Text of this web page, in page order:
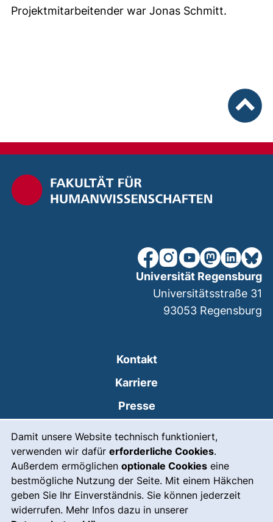
Damit unsere Website technisch funktioniert,
verwenden wir dafür erforderliche Cookies.
Außerdem ermöglichen optionale Cookies eine
bestmögliche Nutzung der Seite. Mit einem Häkchen
geben Sie Ihr Einverständnis. Sie können jederzeit
widerrufen. Mehr Infos dazu in unserer
Projektmitarbeitender war Jonas Schmitt.
unsere Facebook-Seite
unsere Instagram-
unsere YouTube-
unsereunsere
Kontakt
Karriere
Presse
Leichte Sprache
Gebärdensprache
Notfall(externer Link, öffnet
Universität Regensburg
Universitätsstraße 31
93053 Regensburg